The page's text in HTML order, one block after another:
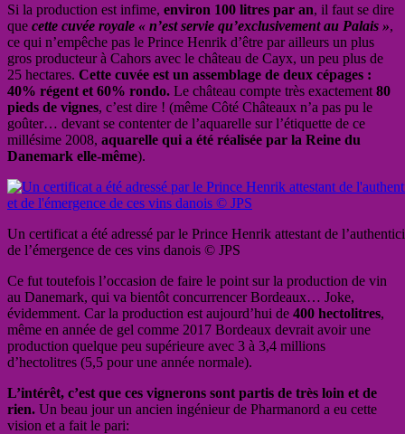
Si la production est infime, environ 100 litres par an, il faut se dire
que cette cuvée royale « n’est servie qu’exclusivement au Palais »,
ce qui n’empêche pas le Prince Henrik d’être par ailleurs un plus
gros producteur à Cahors avec le château de Cayx, un peu plus de
25 hectares. Cette cuvée est un assemblage de deux cépages :
40% régent et 60% rondo. Le château compte très exactement 80
pieds de vignes, c’est dire ! (même Côté Châteaux n’a pas pu le
goûter… devant se contenter de l’aquarelle sur l’étiquette de ce
millésime 2008, aquarelle qui a été réalisée par la Reine du
Danemark elle-même).
Un certificat a été adressé par le Prince Henrik attestant de
de l’émergence de ces vins danois © JPS
Ce fut toutefois l’occasion de faire le point sur la production de vin
au Danemark, qui va bientôt concurrencer Bordeaux… Joke,
évidemment. Car la production est aujourd’hui de 400 hectolitres,
même en année de gel comme 2017 Bordeaux devrait avoir une
production quelque peu supérieure avec 3 à 3,4 millions
d’hectolitres (5,5 pour une année normale).
L’intérêt, c’est que ces vignerons sont partis de très loin et de
rien. Un beau jour un ancien ingénieur de Pharmanord a eu cette
vision et a fait le pari: